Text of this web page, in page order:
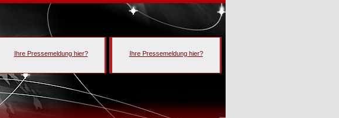
Ihre Pressemeldung hier? Ihre Pressemeldung hier?